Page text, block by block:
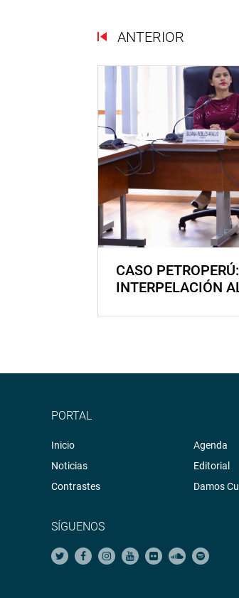
ANTERIOR
CASO
INTERPELACIÓN
PORTAL
Inicio
Noticias
Contrastes
Agenda
Editorial
Damos
SÍGUENOS